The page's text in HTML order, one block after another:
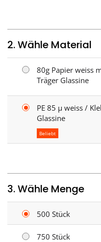
2. Wähle Material
80g Papier weiss
Träger Glassine
PE 85 µ weiss /
Glassine
Beliebt
3. Wähle Menge
500 Stück
750 Stück